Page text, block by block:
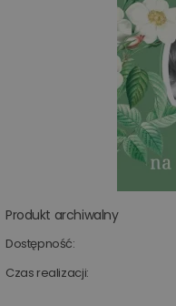
Produkt archiwalny
Dostępność:
Czas realizacji: